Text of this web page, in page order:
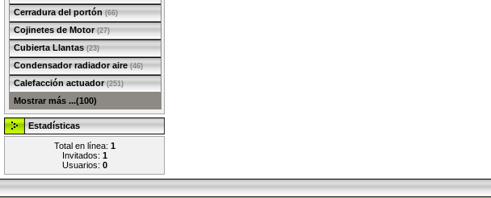
Cerradura del portón (66)
Cojinetes de Motor (27)
Cubierta Llantas (23)
Condensador radiador aire (46)
Calefacción actuador (251)
Mostrar más ...(100)
Estadísticas
Total en línea: 1
Invitados: 1
Usuarios: 0